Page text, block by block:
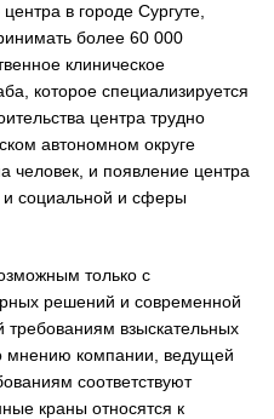
в городе Сургуте,
более 60 000
клиническое
которое специализируется
центра трудно
автономном округе
человек, и появление центра
и социальной и сферы
только с
решений и современной
требованиям взыскательных
мнению компании, ведущей
соответствуют
краны относятся к